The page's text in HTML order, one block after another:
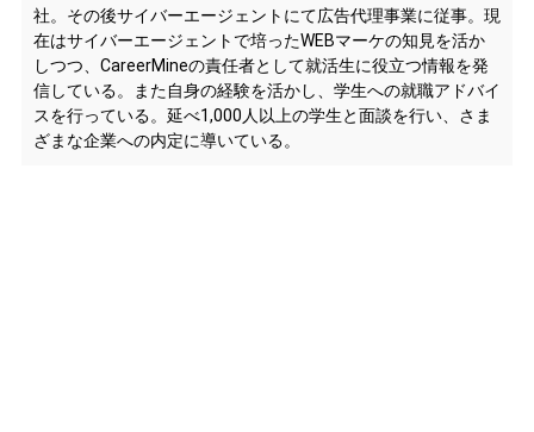
社。その後サイバーエージェントにて広告代理事業に従事。現
在はサイバーエージェントで培ったWEBマーケの知見を活か
しつつ、CareerMineの責任者として就活生に役立つ情報を発
信している。また自身の経験を活かし、学生への就職アドバイ
スを行っている。延べ1,000人以上の学生と面談を行い、さま
ざまな企業への内定に導いている。